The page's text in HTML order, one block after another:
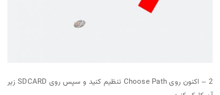
2 – اکنون روی Choose Path تنظیم کنید و سپس روی SDCARD زیر